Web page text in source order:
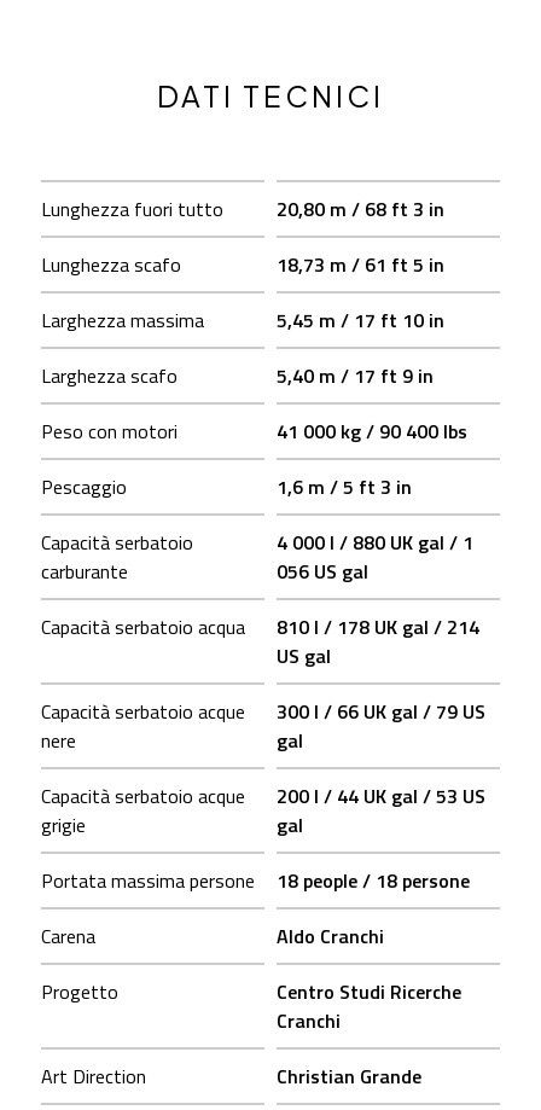
DATI TECNICI
Lunghezza fuori tutto
20,80 m / 68 ft 3 in
Lunghezza scafo
18,73 m / 61 ft 5 in
Larghezza massima
5,45 m / 17 ft 10 in
Larghezza scafo
5,40 m / 17 ft 9 in
Peso con motori
41 000 kg / 90 400 lbs
Pescaggio
1,6 m / 5 ft 3 in
Capacità serbatoio
carburante
4 000 l / 880 UK gal / 1
056 US gal
Capacità serbatoio acqua
810 l / 178 UK gal / 214
US gal
Capacità serbatoio acque
nere
300 l / 66 UK gal / 79 US
gal
Capacità serbatoio acque
grigie
200 l / 44 UK gal / 53 US
gal
Portata massima persone
18 people / 18 persone
Carena
Aldo Cranchi
Progetto
Centro Studi Ricerche
Cranchi
Art Direction
Christian Grande